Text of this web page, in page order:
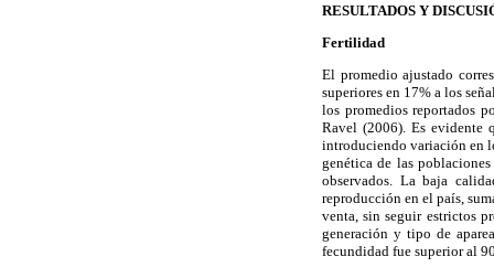
RESULTADOS Y
Fertilidad
El promedio ajustado
superiores en 17% a los
los promedios reportados
Ravel (2006). Es evidente
introduciendo variación en
genética de las
observados. La baja
reproducción en el país,
venta, sin seguir estrictos
generación y tipo de
fecundidad fue superior al